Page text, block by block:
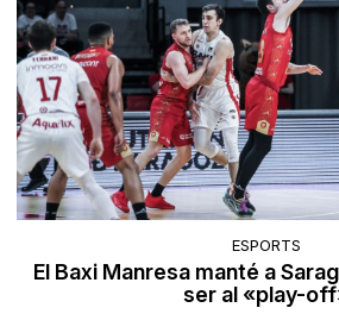
ESPORTS
El Baxi Manresa manté a
ser al «play-